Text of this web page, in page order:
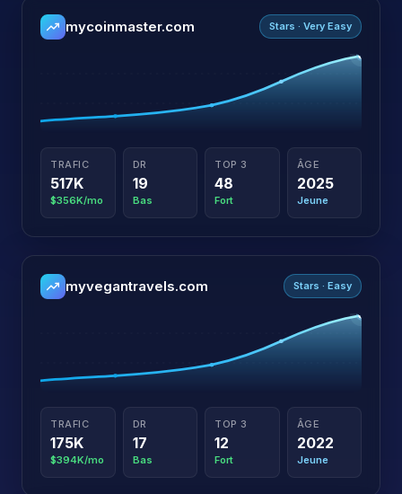
mycoinmaster.com Stars · Very Easy
TRAFIC
517K
$356K/mo
DR
19
Bas
TOP 3
48
Fort
ÂGE
2025
Jeune
myvegantravels.com Stars · Easy
TRAFIC
175K
$394K/mo
DR
17
Bas
TOP 3
12
Fort
ÂGE
2022
Jeune